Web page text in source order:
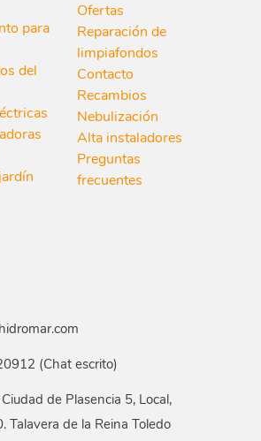
para
del
Ofertas
Reparación de
limpiafondos
Contacto
Recambios
Nebulización
Alta instaladores
Preguntas
frecuentes
(Chat escrito)
de Plasencia 5, Local,
Talavera de la Reina Toledo